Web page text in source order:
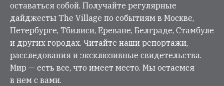
оставаться собой. Получайте регулярные
дайджесты The Village по событиям в Москве,
Петербурге, Тбилиси, Ереване, Белграде, Стамбуле
и других городах. Читайте наши репортажи,
расследования и эксклюзивные свидетельства.
Мир — есть все, что имеет место. Мы остаемся
в нем с вами.